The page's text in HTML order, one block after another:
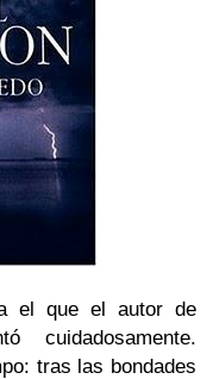
el que el autor de
cuidadosamente.
tras las bondades